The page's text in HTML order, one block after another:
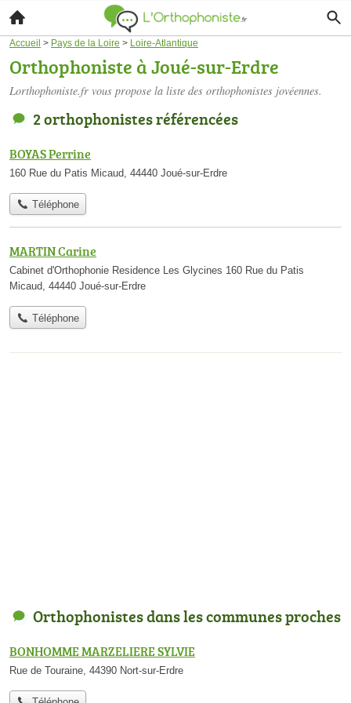
Accueil > Pays de la Loire > Loire-Atlantique
Orthophoniste à Joué-sur-Erdre
Lorthophoniste.fr vous propose la liste des orthophonistes jovéennes.
2 orthophonistes référencées
BOYAS Perrine
160 Rue du Patis Micaud, 44440 Joué-sur-Erdre
Téléphone
MARTIN Carine
Cabinet d'Orthophonie Residence Les Glycines 160 Rue du Patis
Micaud, 44440 Joué-sur-Erdre
Téléphone
Orthophonistes dans les communes proches
BONHOMME MARZELIERE SYLVIE
Rue de Touraine, 44390 Nort-sur-Erdre